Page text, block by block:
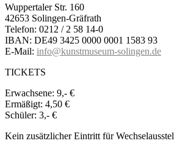
Wuppertaler Str. 160
42653 Solingen-Gräfrath
Telefon: 0212 / 2 58 14-0
IBAN: DE49 3425 0000 0001 1583 93
E-Mail: info@kunstmuseum-solingen.de
TICKETS
Erwachsene: 9,- €
Ermäßigt: 4,50 €
Schüler: 3,- €
Kein zusätzlicher Eintritt für